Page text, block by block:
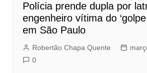
Polícia prende dupla por
engenheiro vítima do
em São Paulo
Robertão Chapa Quente
0